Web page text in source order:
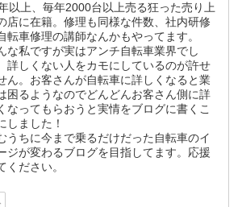
以上、毎年2000台以上売る狂った売り上
店に在籍。修理も同様な件数、社内研修
転車修理の講師なんかもやってます。
な私ですが実はアンチ自転車業界でし
詳しくない人をカモにしているのが許せ
ん。お客さんが自転車に詳しくなると業
困るようなのでどんどんお客さん側に詳
なってもらおうと実情をブログに書くこ
しました！
うちに今まで乗るだけだった自転車のイ
ジが変わるブログを目指してます。応援
ください。